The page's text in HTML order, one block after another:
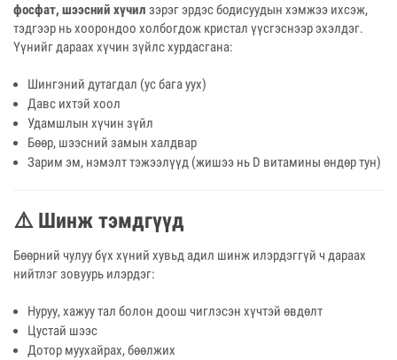
фосфат, шээсний хүчил зэрэг эрдэс бодисуудын хэмжээ ихсэж,
тэдгээр нь хоорондоо холбогдож кристал үүсгэснээр эхэлдэг.
Үүнийг дараах хүчин зүйлс хурдасгана:
Шингэний дутагдал (ус бага уух)
Давс ихтэй хоол
Удамшлын хүчин зүйл
Бөөр, шээсний замын халдвар
Зарим эм, нэмэлт тэжээлүүд (жишээ нь D витамины өндөр тун)
⚠️ Шинж тэмдгүүд
Бөөрний чулуу бүх хүний хувьд адил шинж илэрдэггүй ч дараах
нийтлэг зовуурь илэрдэг:
Нуруу, хажуу тал болон доош чиглэсэн хүчтэй өвдөлт
Цустай шээс
Дотор муухайрах, бөөлжих